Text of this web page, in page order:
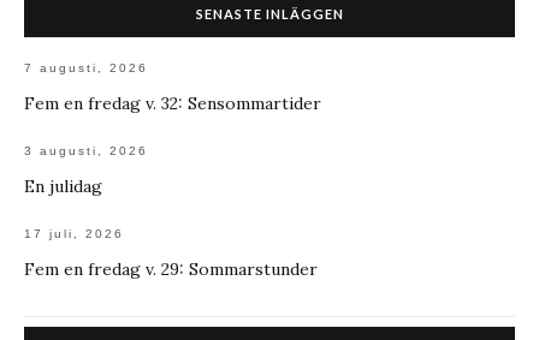
SENASTE INLÄGGEN
7 augusti, 2026
Fem en fredag v. 32: Sensommartider
3 augusti, 2026
En julidag
17 juli, 2026
Fem en fredag v. 29: Sommarstunder